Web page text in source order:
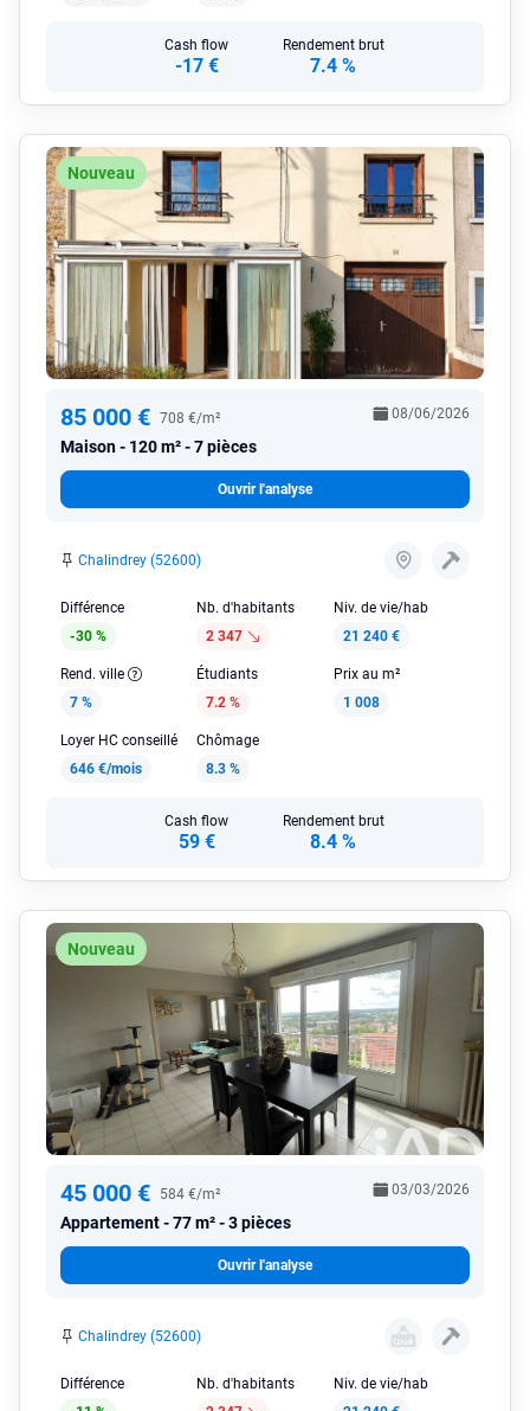
Cash flow
-17 €
Rendement brut
7.4 %
Nouveau
85 000 € 708 €/m²
Maison 120 m² - 7 pièces
08/06/2026
Ouvrir l'analyse
Chalindrey (52600)
Différence
-30 %
Nb. d'habitants
2 347
Niv. de vie/hab
21 240 €
Rend. ville
7 %
Étudiants
7.2 %
Prix au m²
1 008
Loyer HC conseillé
646 €/mois
Chômage
8.3 %
Cash flow
59 €
Rendement brut
8.4 %
Nouveau
45 000 € 584 €/m²
Appartement 77 m² - 3 pièces
03/03/2026
Ouvrir l'analyse
Chalindrey (52600)
Différence
Nb. d'habitants
Niv. de vie/hab